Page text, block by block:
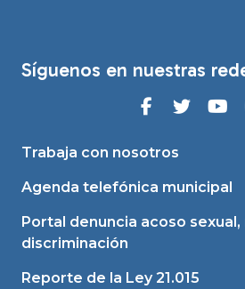
Síguenos en nuestras
Trabaja con nosotros
Agenda telefónica municipal
Portal denuncia acoso
discriminación
Reporte de la Ley 21.015